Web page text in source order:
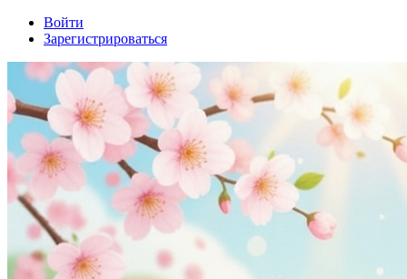
Войти
Зарегистрироваться